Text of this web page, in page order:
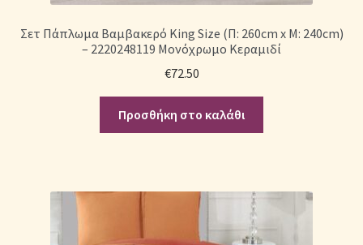
Σετ Πάπλωμα Βαμβακερό King Size (Π: 260cm x Μ: 240cm)
– 2220248119 Μονόχρωμο Κεραμιδί
€72.50
Προσθήκη στο καλάθι